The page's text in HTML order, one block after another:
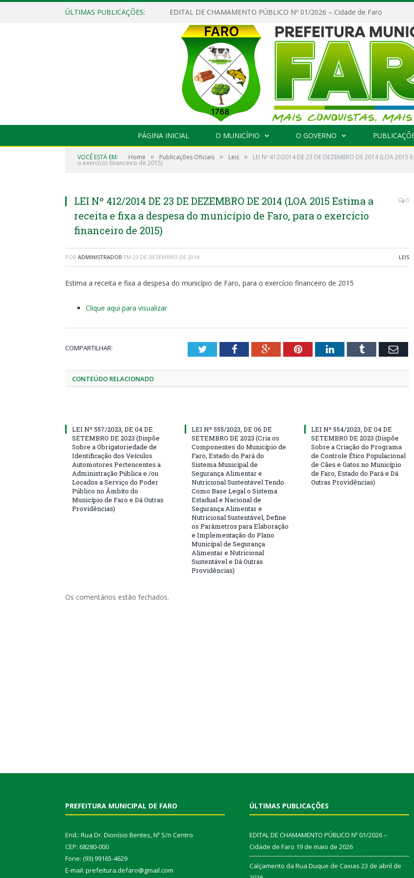
ÚLTIMAS PUBLICAÇÕES: EDITAL DE CHAMAMENTO PÚBLICO Nº 01/2026 – Cidade de Faro
PÁGINA INICIAL O MUNICÍPIO O GOVERNO
VOCÊ ESTÁ EM: Home » Publicações Oficiais » Leis » LEI Nº 412/2014 DE 23 DE DEZEMBRO DE 2014 (LOA
o exercício financeiro de 2015)
LEI Nº 412/2014 DE 23 DE DEZEMBRO DE 2014 (LOA 2015 Estima a
receita e fixa a despesa do município de Faro, para o exercício
financeiro de 2015)
0
POR ADMINISTRADOR EM 23 DE DEZEMBRO DE 2014 LEIS
Estima a receita e fixa a despesa do município de Faro, para o exercício financeiro de 2015
Clique aqui para visualizar
COMPARTILHAR: TwitterFacebookGoogle+PinterestLinkedInTumblr
CONTEÚDO RELACIONADO
LEI Nº 557/2023, DE 04 DE
SETEMBRO DE 2023 (Dispõe
Sobre a Obrigatoriedade de
Identificação dos Veículos
Automotores Pertencentes a
Administração Pública e /ou
Locados a Serviço do Poder
Público no Âmbito do
Município de Faro e Dá Outras
Providências)
LEI Nº 555/2023, DE 06 DE
SETEMBRO DE 2023 (Cria os
Componentes do Município de
Faro, Estado do Pará do
Sistema Municipal de
Segurança Alimentar e
Nutricional Sustentável Tendo
Como Base Legal o Sistema
Estadual e Nacional de
Segurança Alimentar e
Nutricional Sustentável, Define
os Parâmetros para Elaboração
e Implementação do Plano
Municipal de Segurança
Alimentar e Nutricional
Sustentável e Dá Outras
Providências)
LEI Nº 554/2023, DE 04 DE
SETEMBRO DE 2023 (Dispõe
Sobre a Criação do Programa
de Controle Ético Populacional
de Cães e Gatos no Município
de Faro, Estado do Pará e Dá
Outras Providências)
Os comentários estão fechados.
PREFEITURA MUNICIPAL DE FARO
End.: Rua Dr. Dionísio Bentes, Nº S/n Centro
CEP: 68280-000
Fone: (93) 99165-4629
E-mail: prefeitura.defaro@gmail.com
ÚLTIMAS PUBLICAÇÕES
EDITAL DE CHAMAMENTO PÚBLICO Nº 01/2026 –
Cidade de Faro 19 de maio de 2026
Calçamento da Rua Duque de Caxias 23 de abril de